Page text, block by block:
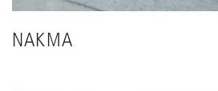
NAKMA